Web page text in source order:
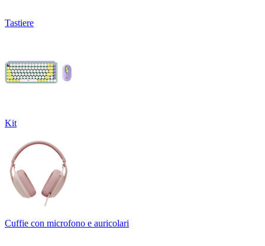
Tastiere
Kit
Cuffie con microfono e auricolari